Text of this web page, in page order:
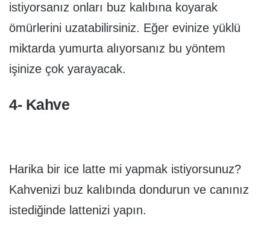
istiyorsanız onları buz kalıbına koyarak
ömürlerini uzatabilirsiniz. Eğer evinize yüklü
miktarda yumurta alıyorsanız bu yöntem
işinize çok yarayacak.
4- Kahve
Harika bir ice latte mi yapmak istiyorsunuz?
Kahvenizi buz kalıbında dondurun ve canınız
istediğinde lattenizi yapın.